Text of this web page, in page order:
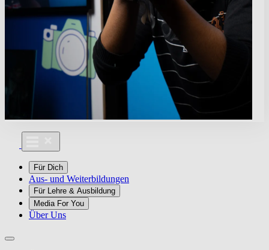
Für Dich
Aus- und Weiterbildungen
Für Lehre & Ausbildung
Media For You
Über Uns